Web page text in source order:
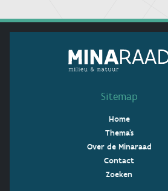
Sitemap
Home
Thema's
Over de Minaraad
Contact
Zoeken